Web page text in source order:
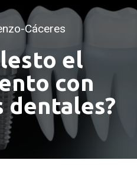
Cáceres
el
con
dentales?